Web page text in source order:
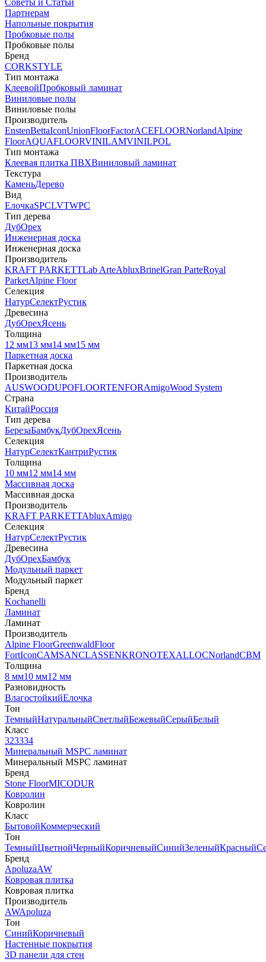
Советы и Статьи
Партнерам
Напольные покрытия
Пробковые полы
Пробковые полы
Бренд
CORKSTYLE
Тип монтажа
КлеевойПробковый ламинат
Виниловые полы
Виниловые полы
Производитель
EnstenBettaIconUnionFloorFactorACEFLOORNorlandAlpine
FloorAQUAFLOORVINILAMVINILPOL
Тип монтажа
Клеевая плитка ПВХВиниловый ламинат
Текстура
КаменьДерево
Вид
ЕлочкаSPCLVTWPC
Тип дерева
ДубОрех
Инженерная доска
Инженерная доска
Производитель
KRAFT PARKETTLab ArteAbluxBrinelGran ParteRoyal
ParketAlpine Floor
Селекция
НатурСелектРустик
Древесина
ДубОрехЯсень
Толщина
12 мм13 мм14 мм15 мм
Паркетная доска
Паркетная доска
Производитель
AUSWOODUPOFLOORTENFORAmigoWood System
Страна
КитайРоссия
Тип дерева
БерезаБамбукДубОрехЯсень
Селекция
НатурСелектКантриРустик
Толщина
10 мм12 мм14 мм
Массивная доска
Массивная доска
Производитель
KRAFT PARKETTAbluxAmigo
Селекция
НатурСелектРустик
Древесина
ДубОрехБамбук
Модульный паркет
Модульный паркет
Бренд
Kochanelli
Ламинат
Ламинат
Производитель
Alpine FloorGreenwaldFloor
FortIconCAMSANCLASSENKRONOTEXALLOCNorlandCBM
Толщина
8 мм10 мм12 мм
Разновидность
ВлагостойкийЕлочка
Тон
ТемныйНатуральныйСветлыйБежевыйСерыйБелый
Класс
323334
Минеральный MSPC ламинат
Минеральный MSPC ламинат
Бренд
Stone FloorMICODUR
Ковролин
Ковролин
Класс
БытовойКоммерческий
Тон
ТемныйЦветнойЧерныйКоричневыйСинийЗеленыйКрасный
Бренд
ApoluzaAW
Ковровая плитка
Ковровая плитка
Производитель
AWApoluza
Тон
СинийКоричневый
Настенные покрытия
3D панели для стен